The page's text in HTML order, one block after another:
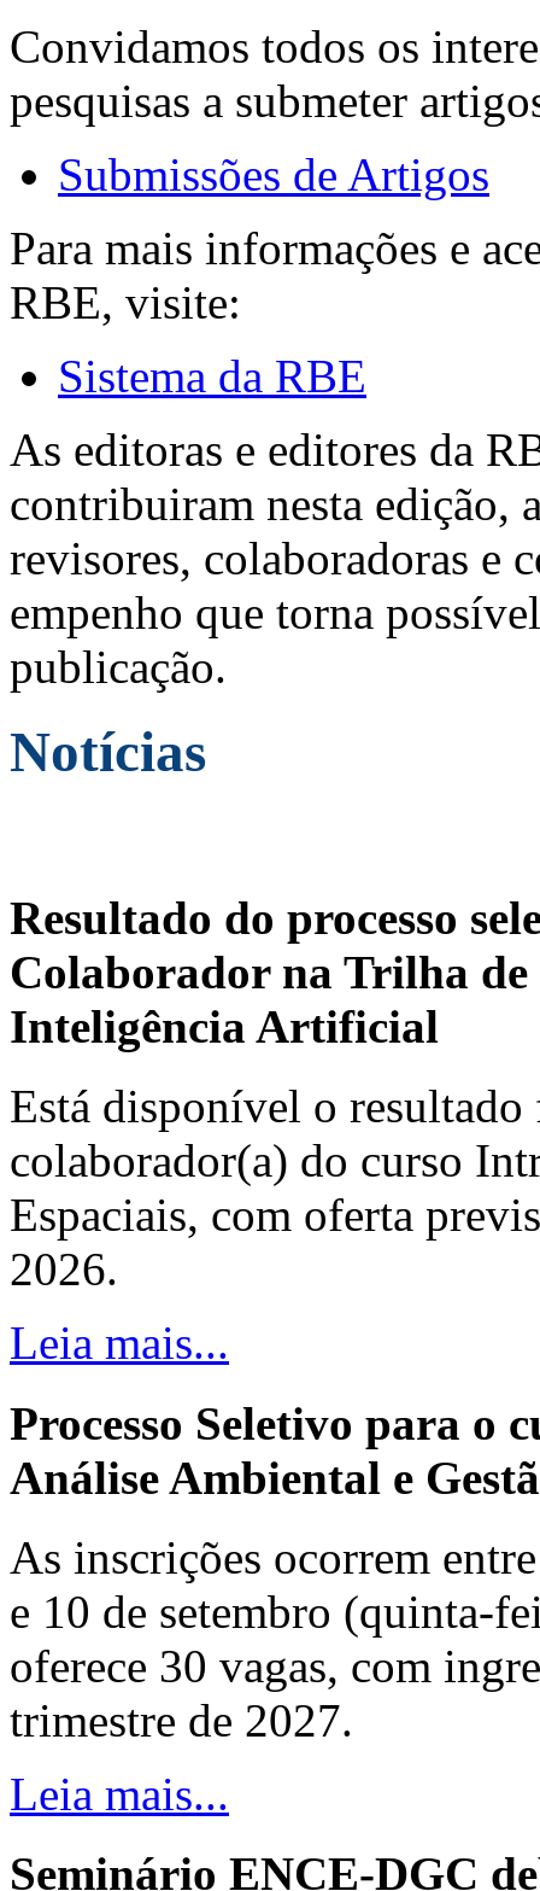
Convidamos todos os
pesquisas a submeter
Submissões de Artigos
Para mais informações e
RBE, visite:
Sistema da RBE
As editoras e editores da
contribuiram nesta edição,
revisores, colaboradoras e
empenho que torna
publicação.
Notícias
Resultado do processo
Colaborador na Trilha de
Inteligência Artificial
Está disponível o resultado
colaborador(a) do curso
Espaciais, com oferta
2026.
Leia mais...
Processo Seletivo para o
Análise Ambiental e
As inscrições ocorrem
e 10 de setembro (quinta-
oferece 30 vagas, com
trimestre de 2027.
Leia mais...
Seminário ENCE-DGC